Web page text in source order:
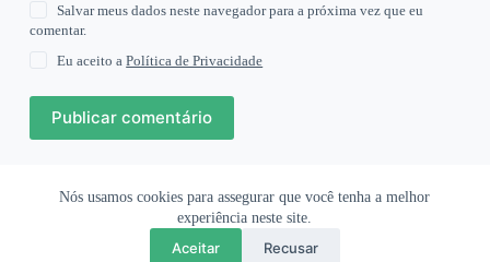
Nós usamos cookies para assegurar que você tenha a melhor
experiência neste site.
Aceitar Recusar
Salvar meus dados neste navegador para a próxima vez que eu
comentar.
Eu aceito aPolítica de Privacidade
Publicar comentário
Ofertas Shopee Política de Privacidade Sobre